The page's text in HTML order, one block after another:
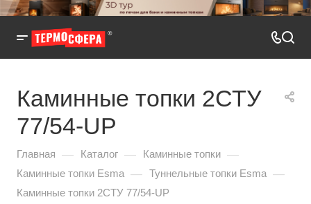
Каминные топки 2СТУ
77/54-UP
Главная — Каталог — Каминные топки —
Каминные топки Esma — Туннельные топки Esma —
Каминные топки 2СТУ 77/54-UP